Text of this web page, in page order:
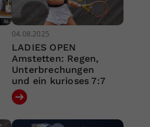
04.08.2025
LADIES OPEN
Amstetten: Regen,
Unterbrechungen
und ein kurioses 7:7